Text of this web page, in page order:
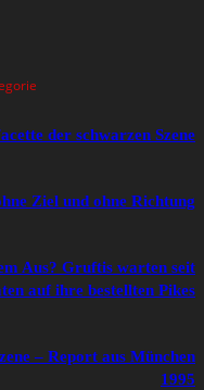
der schwarzen Szene
Ziel und ohne Richtung
Aus? Gruftis warten seit
auf ihre bestellten Pikes
– Report aus München
1995